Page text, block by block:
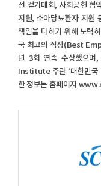
선 걷기대회, 사회공헌 협
지원, 소아당뇨환자 지원
책임을 다하기 위해 노력
국 최고의 직장(Best
년 3회 연속 수상했으
Institute 주관 ‘대한민국
한 정보는 홈페이지